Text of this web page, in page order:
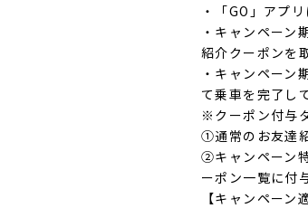
・「GO」アプ
・キャンペーン
紹介クーポンを
・キャンペーン
て乗車を完了し
※クーポン付与
①通常のお友達
②キャンペーン
ーポン一覧に付
【キャンペーン